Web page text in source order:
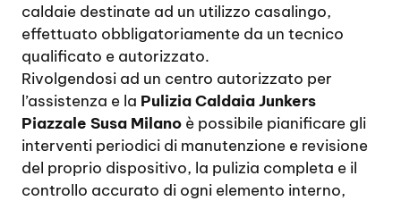
caldaie destinate ad un utilizzo casalingo,
effettuato obbligatoriamente da un tecnico
qualificato e autorizzato.
Rivolgendosi ad un centro autorizzato per
l’assistenza e la Pulizia Caldaia Junkers
Piazzale Susa Milano è possibile pianificare gli
interventi periodici di manutenzione e revisione
del proprio dispositivo, la pulizia completa e il
controllo accurato di ogni elemento interno,